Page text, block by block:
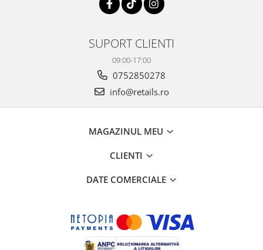
SUPORT CLIENTI
09:00-17:00
0752850278
info@retails.ro
MAGAZINUL MEU
CLIENTI
DATE COMERCIALE